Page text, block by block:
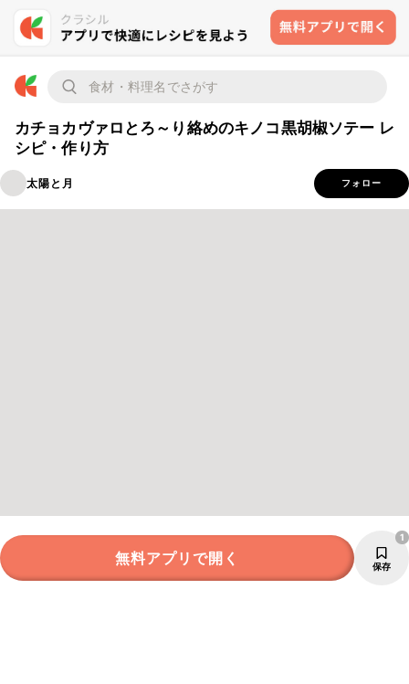
カチョカヴァロとろ～り絡めのキノコ黒胡椒ソテー レ
シピ・作り方
太陽と月 フォロー
無料アプリで開く 保存
1